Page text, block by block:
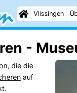
Vlissingen
-
die die
auf